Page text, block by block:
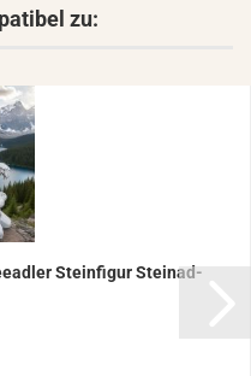
zu:
Stein­fi­gur Stein­ad­